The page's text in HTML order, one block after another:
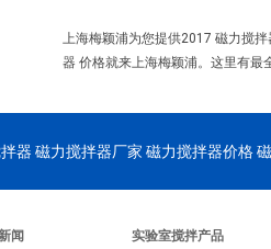
上海梅颖浦为您提供2017 磁力搅
器 价格就来上海梅颖浦。这里有最
器 磁力搅拌器厂家 磁力搅拌器价格
闻 实验室搅拌产品